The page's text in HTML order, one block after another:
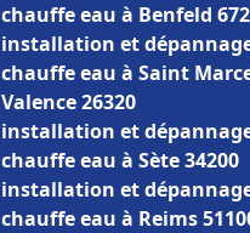
chauffe eau à Benfeld
installation et
chauffe eau à Saint
Valence 26320
installation et
chauffe eau à Sète 34200
installation et
chauffe eau à Reims